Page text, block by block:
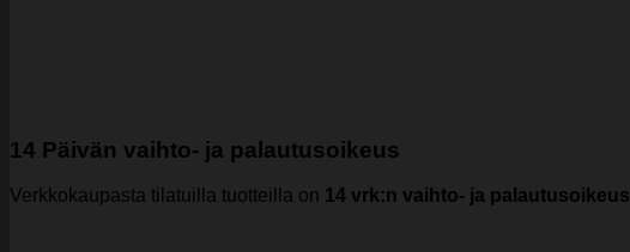
14 Päivän vaihto- ja palautusoikeus
Verkkokaupasta tilatuilla tuotteilla on 14 vrk:n vaihto- ja palautusoikeus